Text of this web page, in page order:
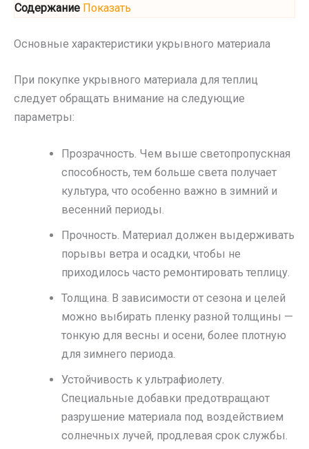
Содержание Показать
Основные характеристики укрывного материала
При покупке укрывного материала для теплиц
следует обращать внимание на следующие
параметры:
Прозрачность. Чем выше светопропускная
способность, тем больше света получает
культура, что особенно важно в зимний и
весенний периоды.
Прочность. Материал должен выдерживать
порывы ветра и осадки, чтобы не
приходилось часто ремонтировать теплицу.
Толщина. В зависимости от сезона и целей
можно выбирать пленку разной толщины —
тонкую для весны и осени, более плотную
для зимнего периода.
Устойчивость к ультрафиолету.
Специальные добавки предотвращают
разрушение материала под воздействием
солнечных лучей, продлевая срок службы.